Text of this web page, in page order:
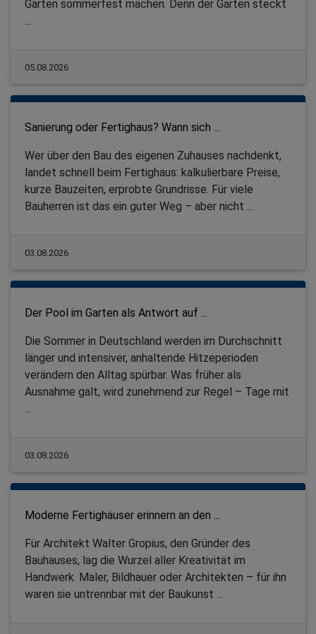
Gärten sommerfest machen. Denn der Garten steckt
05.08.2026
Sanierung oder Fertighaus? Wann sich ...
Wer über den Bau des eigenen Zuhauses nachdenkt,
landet schnell beim Fertighaus: kalkulierbare Preise,
kurze Bauzeiten, erprobte Grundrisse. Für viele
Bauherren ist das ein guter Weg – aber nicht ...
03.08.2026
Der Pool im Garten als Antwort auf ...
Die Sommer in Deutschland werden im Durchschnitt
länger und intensiver, anhaltende Hitzeperioden
verändern den Alltag spürbar. Was früher als
Ausnahme galt, wird zunehmend zur Regel – Tage mit
03.08.2026
Moderne Fertighäuser erinnern an den ...
Für Architekt Walter Gropius, den Gründer des
Bauhauses, lag die Wurzel aller Kreativität im
Handwerk. Maler, Bildhauer oder Architekten – für ihn
waren sie untrennbar mit der Baukunst ...